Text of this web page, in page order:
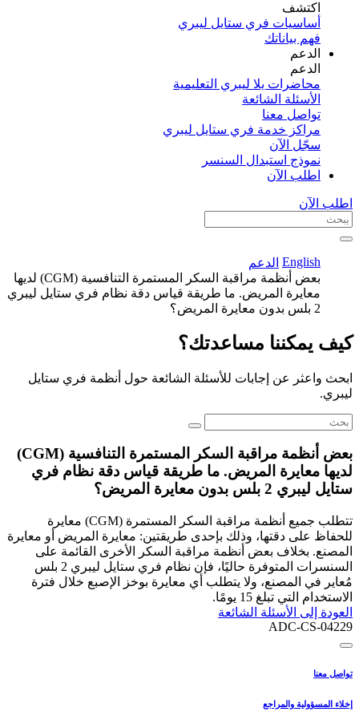
اكتشف​
أساسيات فري ستايل ليبري
فهم بياناتك
الدعم
الدعم
محاضرات يلا ليبري التعليمية
الأسئلة الشائعة
تواصل معنا
مراكز خدمة فري ستايل ليبري
سجّل الآن​
نموذج استبدال السنسر
اطلب الآن
اطلب الآن
English الدعم
بعض أنظمة مراقبة السكر المستمرة التنافسية (CGM) لديها
معايرة المريض. ما طريقة قياس دقة نظام فري ستايل ليبري
2 بلس بدون معايرة المريض؟
كيف يمكننا مساعدتك؟
ابحث واعثر عن إجابات للأسئلة الشائعة حول أنظمة فري ستايل
ليبري.
بعض أنظمة مراقبة السكر المستمرة التنافسية (CGM)
لديها معايرة المريض. ما طريقة قياس دقة نظام فري
ستايل ليبري 2 بلس بدون معايرة المريض؟
تتطلب جميع أنظمة مراقبة السكر المستمرة (CGM) معايرة
للحفاظ على دقتها، وذلك بإحدى طريقتين: معايرة المريض أو معايرة
المصنع. بخلاف بعض أنظمة مراقبة السكر الأخرى القائمة على
السنسرات المتوفرة حاليًا، فإن نظام فري ستايل ليبري 2 بلس
مُعاير في المصنع، ولا يتطلب أي معايرة بوخز الإصبع خلال فترة
الاستخدام التي تبلغ 15 يومًا.
العودة إلى الأسئلة الشائعة
ADC-CS-04229
تواصل معنا
إخلاء المسؤولية والمراجع